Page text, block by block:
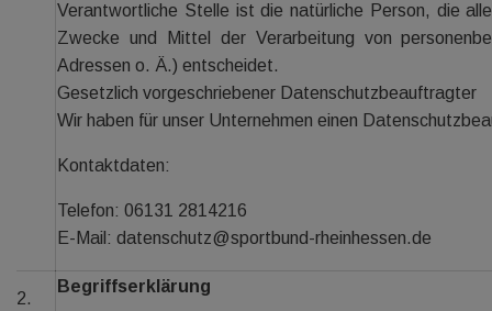
Verantwortliche Stelle ist die natürliche Person, die
Zwecke und Mittel der Verarbeitung von
Adressen o. Ä.) entscheidet.
Gesetzlich vorgeschriebener Datenschutzbeauftragter
Wir haben für unser Unternehmen einen
Kontaktdaten:
Telefon: 06131 2814216
E-Mail: datenschutz@sportbund-rheinhessen.de
2.
Begriffserklärung